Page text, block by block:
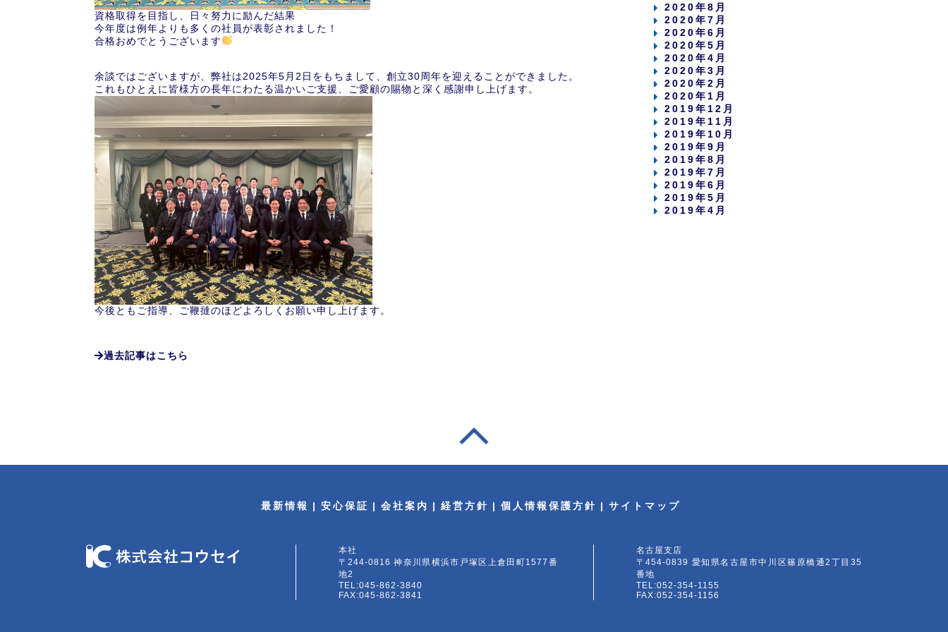
資格取得を目指し、日々努力に励んだ結果
今年度は例年よりも多くの社員が表彰されました！
合格おめでとうございます
余談ではございますが、弊社は2025年5月2日をもちまして、創立30周年を迎えることができました。
これもひとえに皆様方の長年にわたる温かいご支援、ご愛顧の賜物と深く感謝申し上げます。
今後ともご指導、ご鞭撻のほどよろしくお願い申し上げます。
2020年8月
2020年7月
2020年6月
2020年5月
2020年4月
2020年3月
2020年2月
2020年1月
2019年12月
2019年11月
2019年10月
2019年9月
2019年8月
2019年7月
2019年6月
2019年5月
2019年4月
過去記事はこちら
最新情報 安心保証 会社案内 経営方針 個人情報保護方針 サイトマップ
本社
〒244-0816 神奈川県横浜市戸塚区上倉田町1577番
地2
TEL:045-862-3840
FAX:045-862-3841
名古屋支店
〒454-0839 愛知県名古屋市中川区篠原橋通2丁目35
番地
TEL:052-354-1155
FAX:052-354-1156